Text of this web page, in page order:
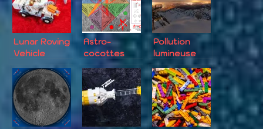
Lunar Roving
Vehicle
Astro-
cocottes
Pollution
lumineuse